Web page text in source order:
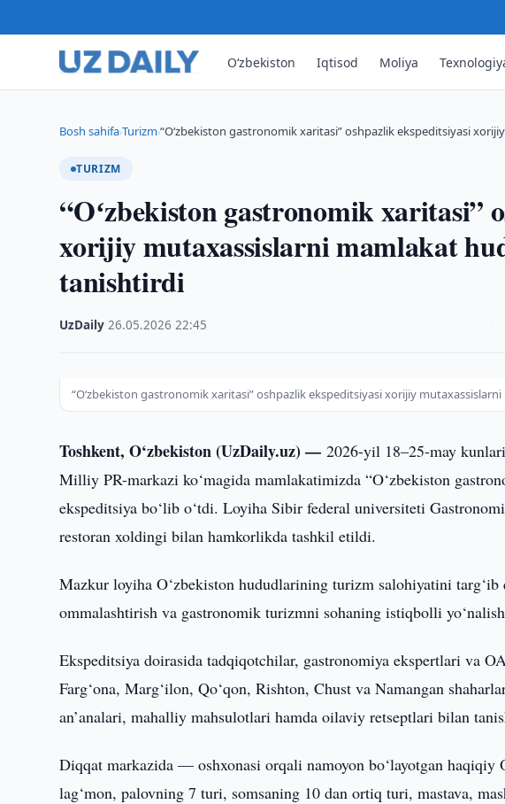
O‘zbekiston Iqtisod Moliya
Bosh sahifa›Turizm›“Oʻzbekiston gastronomik xaritasi” oshpazlik ekspeditsiyasi
TURIZM
“Oʻzbekiston gastronomik xaritasi”
xorijiy mutaxassislarni mamlakat
tanishtirdi
UzDaily ·26.05.2026 ·22:45
“Oʻzbekiston gastronomik xaritasi” oshpazlik ekspeditsiyasi xorijiy
Toshkent, O‘zbekiston (UzDaily.uz) —2026-yil 18–25-may
Milliy PR-markazi ko‘magida mamlakatimizda “O‘zbekiston
ekspeditsiya bo‘lib o‘tdi. Loyiha Sibir federal universiteti
restoran xoldingi bilan hamkorlikda tashkil etildi.
Mazkur loyiha O‘zbekiston hududlarining turizm salohiyatini
ommalashtirish va gastronomik turizmni sohaning istiqbolli
Ekspeditsiya doirasida tadqiqotchilar, gastronomiya ekspertlari va
Farg‘ona, Marg‘ilon, Qo‘qon, Rishton, Chust va Namangan
an’analari, mahalliy mahsulotlari hamda oilaviy retseptlari bilan
Diqqat markazida — oshxonasi orqali namoyon bo‘layotgan haqiqiy
lag‘mon, palovning 7 turi, somsaning 10 dan ortiq turi, mastava,